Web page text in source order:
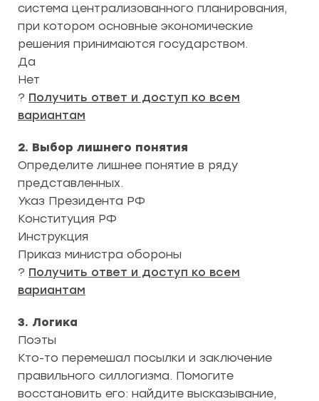
система централизованного планирования,
при котором основные экономические
решения принимаются государством.
Да
Нет
? Получить ответ и доступ ко всем
вариантам
2. Выбор лишнего понятия
Определите лишнее понятие в ряду
представленных.
Указ Президента РФ
Конституция РФ
Инструкция
Приказ министра обороны
? Получить ответ и доступ ко всем
вариантам
3. Логика
Поэты
Кто-то перемешал посылки и заключение
правильного силлогизма. Помогите
восстановить его: найдите высказывание,